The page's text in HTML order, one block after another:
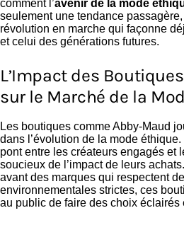
comment l’avenir de la mode
seulement une tendance
révolution en marche qui façonne
et celui des générations futures.
L’Impact des
sur le Marché de la
Les boutiques comme Abby-Maud
dans l’évolution de la mode
pont entre les créateurs engagés et
soucieux de l’impact de leurs
avant des marques qui respectent
environnementales strictes, ces
au public de faire des choix éclairés